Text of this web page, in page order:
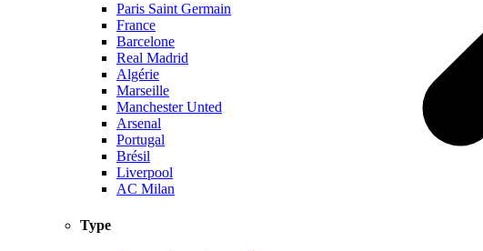
Paris Saint Germain
France
Barcelone
Real Madrid
Algérie
Marseille
Manchester Unted
Arsenal
Portugal
Brésil
Liverpool
AC Milan
Type